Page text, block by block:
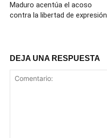
Maduro acentúa el acoso
contra la libertad de expresión
DEJA UNA RESPUESTA